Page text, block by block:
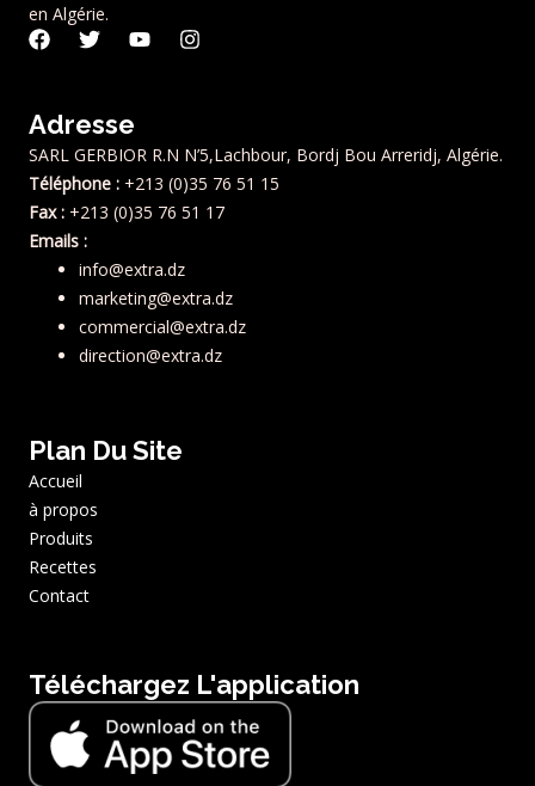
en Algérie.
F
a
b
o
o
k
T
t
e
r
Y
b
e
I
g
r
a
m
Adresse
SARL GERBIOR R.N N’5,Lachbour, Bordj Bou Arreridj, Algérie.
Téléphone : +213 (0)35 76 51 15
Fax : +213 (0)35 76 51 17
Emails :
info@extra.dz
marketing@extra.dz
commercial@extra.dz
direction@extra.dz
Plan Du Site
Accueil
à propos
Produits
Recettes
Contact
Téléchargez L'application